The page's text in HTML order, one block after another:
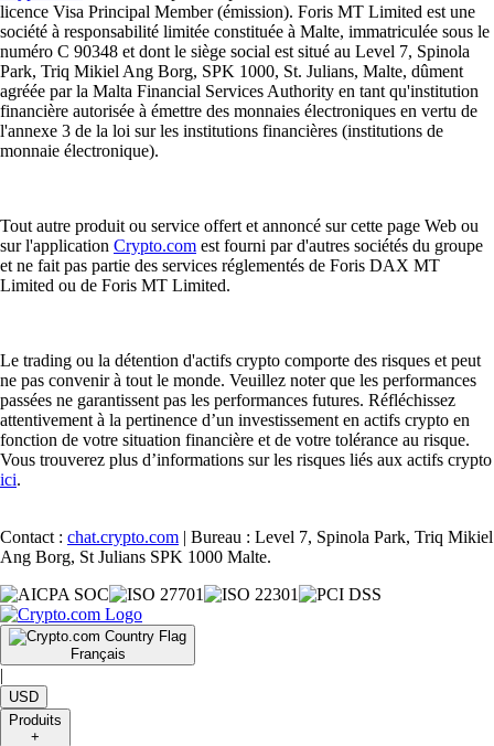
licence Visa Principal Member (émission). Foris MT Limited est une
société à responsabilité limitée constituée à Malte, immatriculée sous le
numéro C 90348 et dont le siège social est situé au Level 7, Spinola
Park, Triq Mikiel Ang Borg, SPK 1000, St. Julians, Malte, dûment
agréée par la Malta Financial Services Authority en tant qu'institution
financière autorisée à émettre des monnaies électroniques en vertu de
l'annexe 3 de la loi sur les institutions financières (institutions de
monnaie électronique).
Tout autre produit ou service offert et annoncé sur cette page Web ou
sur l'application Crypto.com est fourni par d'autres sociétés du groupe
et ne fait pas partie des services réglementés de Foris DAX MT
Limited ou de Foris MT Limited.
Le trading ou la détention d'actifs crypto comporte des risques et peut
ne pas convenir à tout le monde. Veuillez noter que les performances
passées ne garantissent pas les performances futures. Réfléchissez
attentivement à la pertinence d’un investissement en actifs crypto en
fonction de votre situation financière et de votre tolérance au risque.
Vous trouverez plus d’informations sur les risques liés aux actifs crypto
ici.
Contact : chat.crypto.com | Bureau : Level 7, Spinola Park, Triq Mikiel
Ang Borg, St Julians SPK 1000 Malte.
Français
|
USD
Produits
+